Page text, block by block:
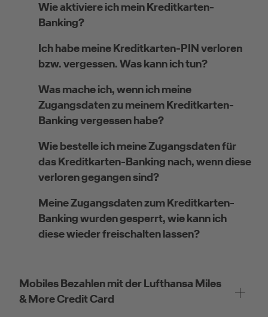
Wie aktiviere ich mein Kreditkarten-
Banking?
Ich habe meine Kreditkarten-PIN verloren
bzw. vergessen. Was kann ich tun?
Was mache ich, wenn ich meine
Zugangsdaten zu meinem Kreditkarten-
Banking vergessen habe?
Wie bestelle ich meine Zugangsdaten für
das Kreditkarten-Banking nach, wenn diese
verloren gegangen sind?
Meine Zugangsdaten zum Kreditkarten-
Banking wurden gesperrt, wie kann ich
diese wieder freischalten lassen?
Mobiles Bezahlen mit der Lufthansa Miles
& More Credit Card
Selbstständige
(z.B. Gewerbetreibender, Handwerker,
Unternehmen
(z.B. e.K., Personengesellschaft (inkl. GbR),
GmbH)